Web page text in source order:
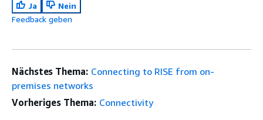
Ja
Nein
Feedback geben
Nächstes Thema: Connecting to RISE from on-
premises networks
Vorheriges Thema: Connectivity